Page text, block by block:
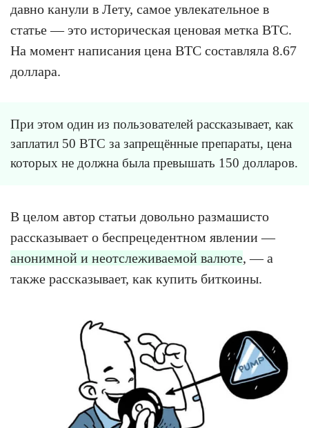
давно канули в Лету, самое увлекательное в
статье — это историческая ценовая метка BTC.
На момент написания цена BTC составляла 8.67
доллара.
При этом один из пользователей рассказывает, как
заплатил 50 BTC за запрещённые препараты, цена
которых не должна была превышать 150 долларов.
В целом автор статьи довольно размашисто
рассказывает о беспрецедентном явлении —
анонимной и неотслеживаемой валюте, — а
также рассказывает, как купить биткоины.